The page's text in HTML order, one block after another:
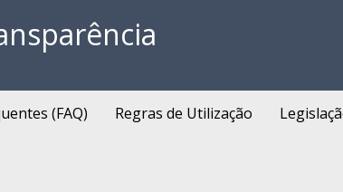
(FAQ) Regras de Utilização